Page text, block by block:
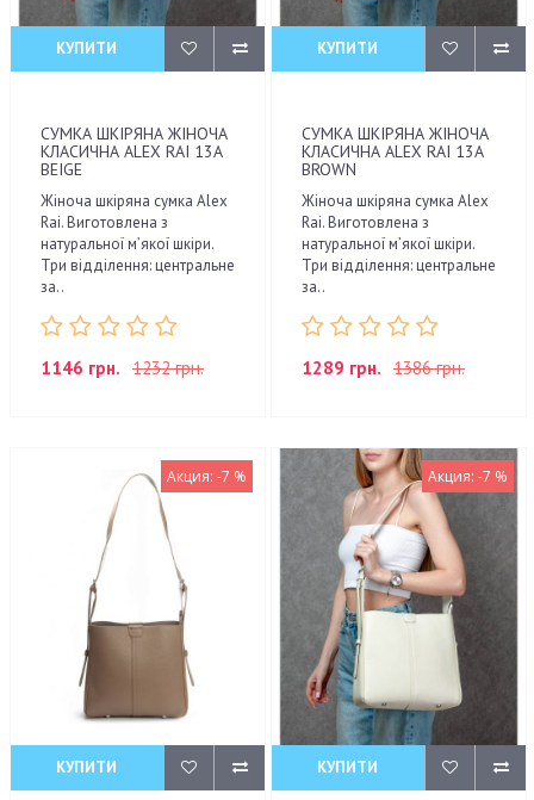
КУПИТИ
СУМКА ШКІРЯНА ЖІНОЧА
КЛАСИЧНА ALEX RAI 13A
BEIGE
Жіноча шкіряна сумка Alex
Rai. Виготовлена з
натуральної м’якої шкіри.
Три відділення: центральне
за..
1146 грн. 1232 грн.
КУПИТИ
СУМКА ШКІРЯНА ЖІНОЧА
КЛАСИЧНА ALEX RAI 13A
BROWN
Жіноча шкіряна сумка Alex
Rai. Виготовлена з
натуральної м’якої шкіри.
Три відділення: центральне
за..
1289 грн. 1386 грн.
Акция: -7 %
КУПИТИ
Акция: -7 %
КУПИТИ